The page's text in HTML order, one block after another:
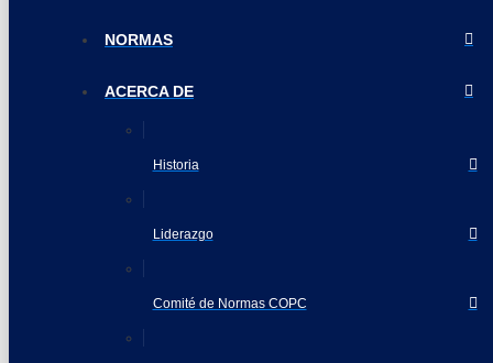
NORMAS
ACERCA DE
Historia
Liderazgo
Comité de Normas COPC